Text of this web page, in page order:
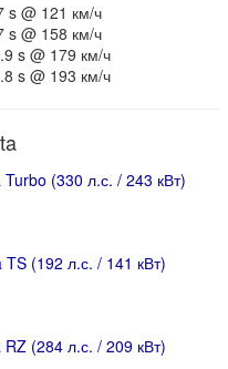
s @ 121 км/ч
s @ 158 км/ч
s @ 179 км/ч
s @ 193 км/ч
(330 л.с. / 243 кВт)
(192 л.с. / 141 кВт)
(284 л.с. / 209 кВт)